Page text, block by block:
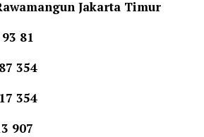
Jakarta Timur
81
354
354
907